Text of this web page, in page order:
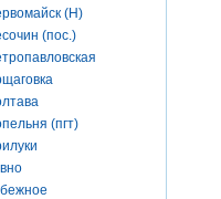
(Н)
(пос.)
(пгт)